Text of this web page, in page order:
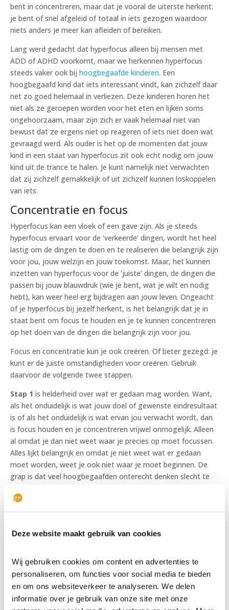
Deze website maakt gebruik van cookies
Wij gebruiken cookies om content en advertenties te
personaliseren, om functies voor social media te bieden
en om ons websiteverkeer te analyseren. We delen
informatie over je gebruik van onze site met onze
bent in concentreren, maar dat je vooral de uiterste herkent:
je bent of snel afgeleid of totaal in iets gezogen waardoor
niets anders je meer kan afleiden of bereiken.
Lang werd gedacht dat hyperfocus alleen bij mensen met
ADD of ADHD voorkomt, maar we herkennen hyperfocus
steeds vaker ook bij hoogbegaafde kinderen. Een
hoogbegaafd kind dat iets interessant vindt, kan zichzelf daar
net zo goed helemaal in verliezen. Deze kinderen horen het
niet als ze geroepen worden voor het eten en lijken soms
ongehoorzaam, maar zijn zich er vaak helemaal niet van
bewust dat ze ergens niet op reageren of iets niet doen wat
gevraagd werd. Als ouder is het op de momenten dat jouw
kind in een staat van hyperfocus zit ook echt nodig om jouw
kind uit de trance te halen. Je kunt namelijk niet verwachten
dat zij zichzelf gemakkelijk of uit zichzelf kunnen loskoppelen
van iets.
Concentratie en focus
Hyperfocus kan een vloek of een gave zijn. Als je steeds
hyperfocus ervaart voor de ‘verkeerde’ dingen, wordt het heel
lastig om de dingen te doen en te realiseren die belangrijk zijn
voor jou, jouw welzijn en jouw toekomst. Maar, het kunnen
inzetten van hyperfocus voor de ‘juiste’ dingen, de dingen die
passen bij jouw blauwdruk (wie je bent, wat je wilt en nodig
hebt), kan weer heel erg bijdragen aan jouw leven. Ongeacht
of je hyperfocus bij jezelf herkent, is het belangrijk dat je in
staat bent om focus te houden en je te kunnen concentreren
op het doen van de dingen die belangrijk zijn voor jou.
Focus en concentratie kun je ook creëren. Of beter gezegd: je
kunt er de juiste omstandigheden voor creëren. Gebruik
daarvoor de volgende twee stappen.
Stap 1 is helderheid over wat er gedaan mag worden. Want,
als het onduidelijk is wat jouw doel of gewenste eindresultaat
is of als het onduidelijk is wat ervan jou verwacht wordt, dan
is focus houden en je concentreren vrijwel onmogelijk. Alleen
al omdat je dan niet weet waar je precies op moet focussen.
Alles lijkt belangrijk en omdat je niet weet wat er gedaan
moet worden, weet je ook niet waar je moet beginnen. De
grap is dat veel hoogbegaafden onterecht denken slecht te
de bedoeling is of hun doelen niet concreet genoeg hebben
bepaald.
prikkelgevoelig bent, ben je ook gevoelig voor afleiding. Zeker
Het lastige van afleiding, is dat je jouw brein ook leert
afgeleid te raken zodra je handelt op afleiding. Daarom is het
slim om voor jezelf een omgeving te creëren waar je zo min
mogelijk stoorzenders ervaart. Als je deze twee stappen
steeds doorloopt zodra je een taak wilt of moet doen, zal je